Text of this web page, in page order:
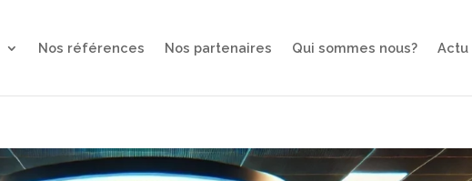
Nos références Nos partenaires Qui sommes nous? Actu